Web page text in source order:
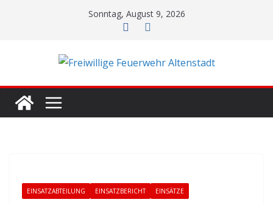
Sonntag, August 9, 2026
EINSATZABTEILUNG EINSATZBERICHT EINSÄTZE